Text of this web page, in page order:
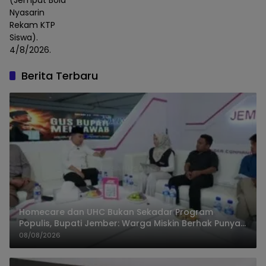
Nyasarin
Rekam KTP
Siswa).
4/8/2026.
Berita Terbaru
Homecare dan UHC Bukan Sekadar Program
Populis, Bupati Jember: Warga Miskin Berhak Punya
Akses Dokter Keluarga
08/08/2026